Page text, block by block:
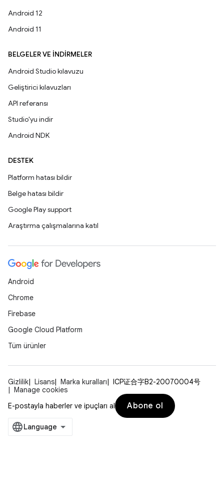
Android 12
Android 11
BELGELER VE İNDIRMELER
Android Studio kılavuzu
Geliştirici kılavuzları
API referansı
Studio'yu indir
Android NDK
DESTEK
Platform hatası bildir
Belge hatası bildir
Google Play support
Araştırma çalışmalarına katıl
Android
Chrome
Firebase
Google Cloud Platform
Tüm ürünler
Gizlilik Lisans Marka kuralları
ICP证合字B2-20070004号
Manage cookies
E-postayla haberler ve ipuçları al
Abone ol